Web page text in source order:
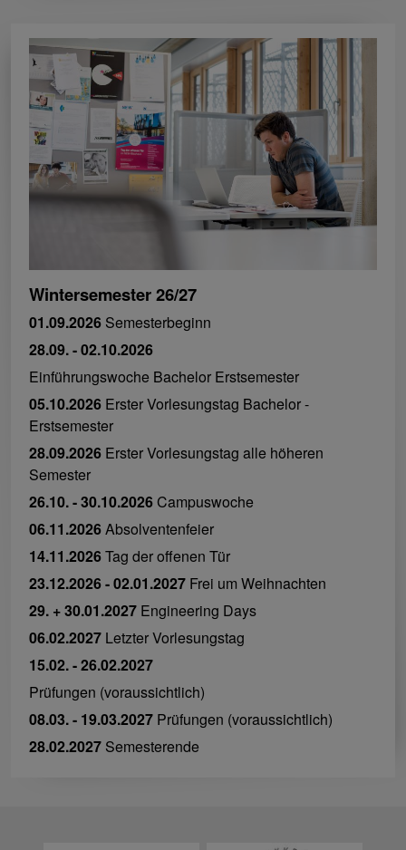
Wintersemester 26/27
01.09.2026 Semesterbeginn
28.09. - 02.10.2026
Einführungswoche Bachelor Erstsemester
05.10.2026 Erster Vorlesungstag Bachelor -
Erstsemester
28.09.2026 Erster Vorlesungstag alle höheren
Semester
26.10. - 30.10.2026 Campuswoche
06.11.2026Absolventenfeier
14.11.2026Tag der offenen Tür
23.12.2026 - 02.01.2027 Frei um Weihnachten
29. + 30.01.2027 Engineering Days
06.02.2027 Letzter Vorlesungstag
15.02. - 26.02.2027
Prüfungen (voraussichtlich)
08.03. - 19.03.2027 Prüfungen (voraussichtlich)
28.02.2027 Semesterende